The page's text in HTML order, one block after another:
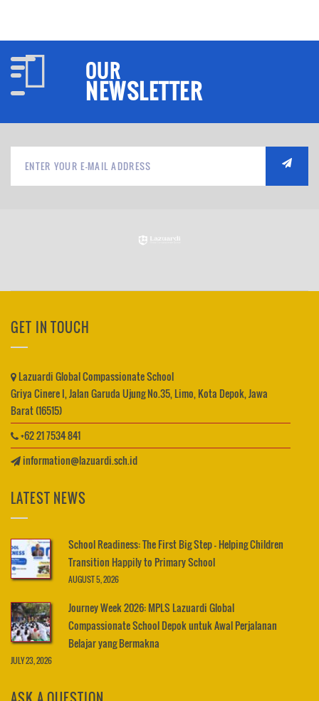
OUR
NEWSLETTER
GET IN TOUCH
Lazuardi Global Compassionate School
Griya Cinere I, Jalan Garuda Ujung No.35, Limo, Kota Depok, Jawa
Barat (16515)
+62 21 7534 841
information@lazuardi.sch.id
LATEST NEWS
School Readiness: The First Big Step – Helping Children
Transition Happily to Primary School
AUGUST 5, 2026
Journey Week 2026: MPLS Lazuardi Global
Compassionate School Depok untuk Awal Perjalanan
Belajar yang Bermakna
JULY 23, 2026